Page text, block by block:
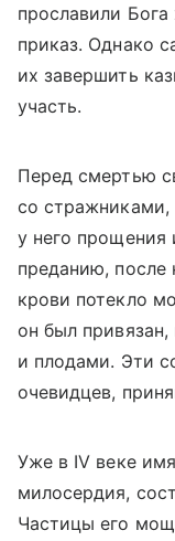
прославили Бога
приказ. Однако
их завершить
участь.
Перед смертью
со стражниками,
у него прощения
преданию, после
крови потекло
он был
и плодами. Эти
очевидцев,
Уже в IV веке
милосердия,
Частицы его